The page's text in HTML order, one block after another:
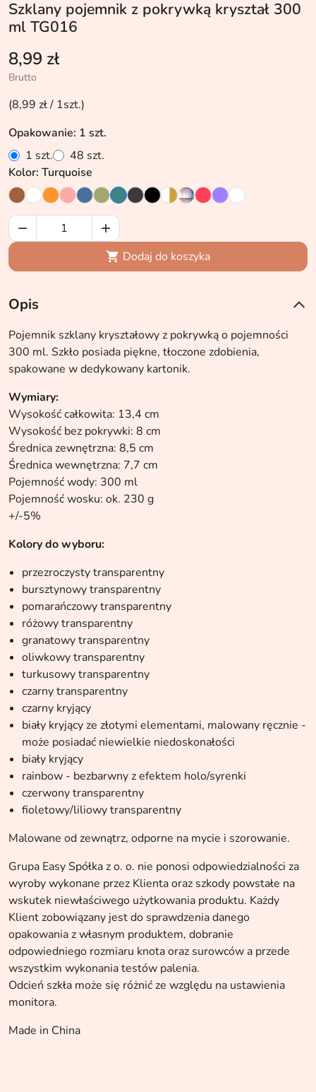
Szklany pojemnik z pokrywką kryształ 300
ml TG016
8,99 zł
Brutto
(8,99 zł / 1szt.)
Opakowanie: 1 szt.
1 szt.
48 szt.
Kolor: Turquoise


 Dodaj do koszyka
Opis
Pojemnik szklany kryształowy z pokrywką o pojemności
300 ml. Szkło posiada piękne, tłoczone zdobienia,
spakowane w dedykowany kartonik.
Wymiary:
Wysokość całkowita: 13,4 cm
Wysokość bez pokrywki: 8 cm
Średnica zewnętrzna: 8,5 cm
Średnica wewnętrzna: 7,7 cm
Pojemność wody: 300 ml
Pojemność wosku: ok. 230 g
+/-5%
Kolory do wyboru:
przezroczysty transparentny
bursztynowy transparentny
pomarańczowy transparentny
różowy transparentny
granatowy transparentny
oliwkowy transparentny
turkusowy transparentny
czarny transparentny
czarny kryjący
biały kryjący ze złotymi elementami, malowany ręcznie -
może posiadać niewielkie niedoskonałości
biały kryjący
rainbow - bezbarwny z efektem holo/syrenki
czerwony transparentny
fioletowy/liliowy transparentny
Malowane od zewnątrz, odporne na mycie i szorowanie.
Grupa Easy Spółka z o. o. nie ponosi odpowiedzialności za
wyroby wykonane przez Klienta oraz szkody powstałe na
wskutek niewłaściwego użytkowania produktu. Każdy
Klient zobowiązany jest do sprawdzenia danego
opakowania z własnym produktem, dobranie
odpowiedniego rozmiaru knota oraz surowców a przede
wszystkim wykonania testów palenia.
Odcień szkła może się różnić ze względu na ustawienia
monitora.
Made in China